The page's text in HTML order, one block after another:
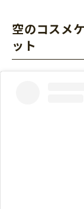
空のコスメ
ット